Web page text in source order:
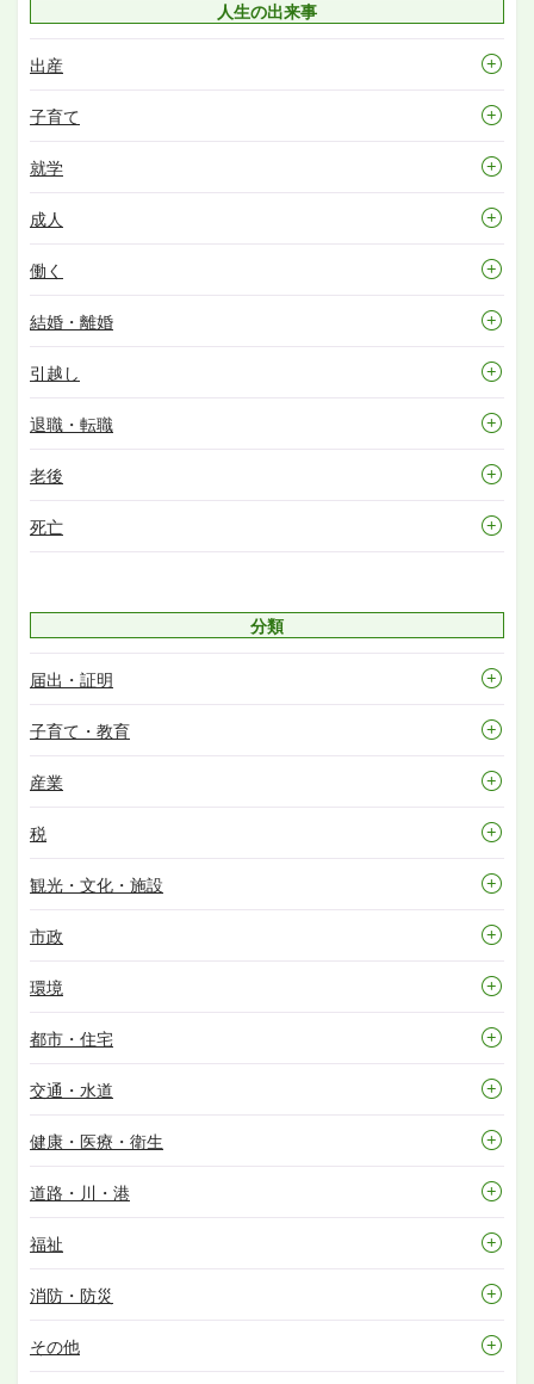
人生の出来事
出産
子育て
就学
成人
働く
結婚・離婚
引越し
退職・転職
老後
死亡
分類
届出・証明
子育て・教育
産業
税
観光・文化・施設
市政
環境
都市・住宅
交通・水道
健康・医療・衛生
道路・川・港
福祉
消防・防災
その他